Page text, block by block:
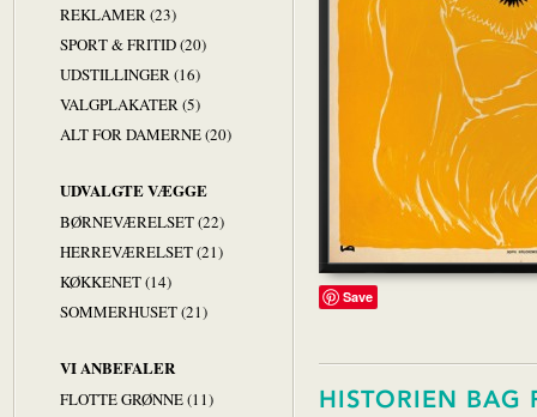
REKLAMER (23)
SPORT & FRITID (20)
UDSTILLINGER (16)
VALGPLAKATER (5)
ALT FOR DAMERNE (20)
UDVALGTE VÆGGE
BØRNEVÆRELSET (22)
HERREVÆRELSET (21)
KØKKENET (14)
SOMMERHUSET (21)
VI ANBEFALER
FLOTTE GRØNNE (11)
Save
HISTORIEN BAG